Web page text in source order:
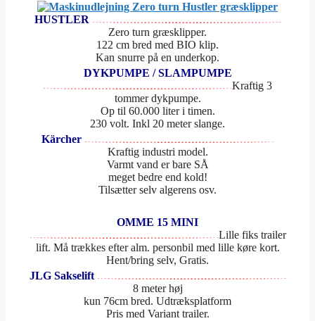
HUSTLER
Zero turn græsklipper.
122 cm bred med BIO klip.
Kan snurre på en underkop.
DYKPUMPE / SLAMPUMPE
Kraftig 3
tommer dykpumpe.
Op til 60.000 liter i timen.
230 volt. Inkl 20 meter slange.
Kärcher
Kraftig industri model.
Varmt vand er bare SÅ
meget bedre end kold!
Tilsætter selv algerens osv.
OMME 15 MINI
Lille fiks trailer
lift. Må trækkes efter alm. personbil med lille køre kort.
Hent/bring selv, Gratis.
JLG Sakselift
8 meter høj
kun 76cm bred. Udtræksplatform
Pris med Variant trailer.